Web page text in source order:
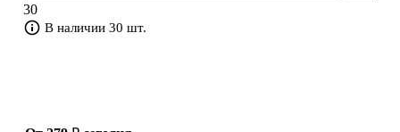
30
В наличии 30 шт.